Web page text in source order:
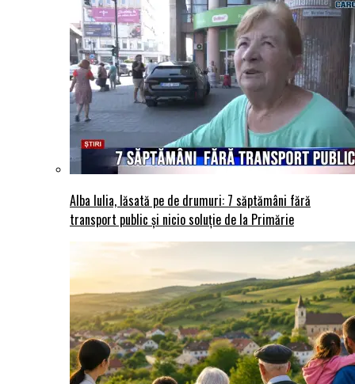
Alba Iulia, lăsată pe de drumuri: 7 săptămâni fără
transport public și nicio soluție de la Primărie